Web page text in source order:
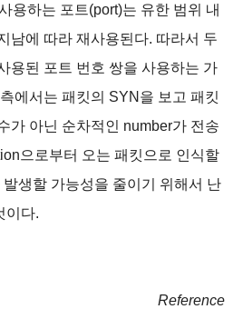
용하는 포트(port)는 유한 범위 내
남에 따라 재사용된다. 따라서 두
용된 포트 번호 쌍을 사용하는 가
에서는 패킷의 SYN을 보고 패킷
가 아닌 순차적인 number가 전송
으로부터 오는 패킷으로 인식할
생할 가능성을 줄이기 위해서 난
이다.
Reference